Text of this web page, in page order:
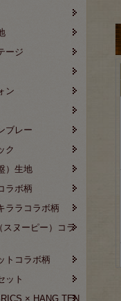
ージ
ン
ブレー
ク
）生地
ラボ柄
ララコラボ柄
ヌーピー）コラ
トコラボ柄
ット
× HANG TEN